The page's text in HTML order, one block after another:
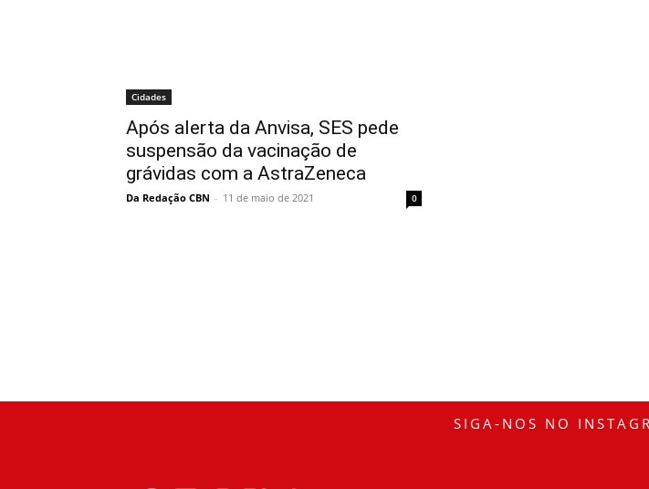
Cidades
Após alerta da Anvisa, SES pede
suspensão da vacinação de
grávidas com a AstraZeneca
Da Redação CBN - 11 de maio de 2021 0
SIGA-NOS NO